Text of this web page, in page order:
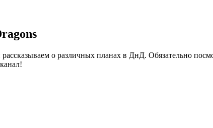
о различных планах в ДнД. Обязательно